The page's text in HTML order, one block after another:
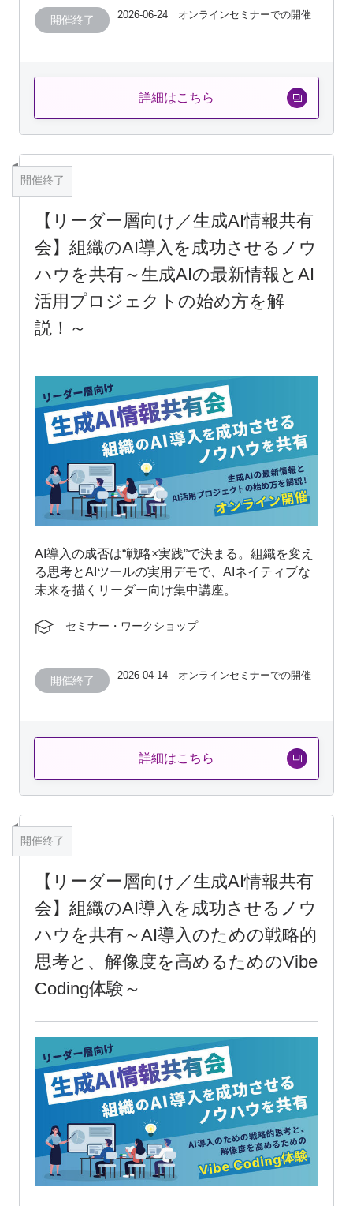
開催終了 2026-06-24 オンラインセミナーでの開催
詳細はこちら
開催終了
【リーダー層向け／生成AI情報共有
会】組織のAI導入を成功させるノウ
ハウを共有～生成AIの最新情報とAI
活用プロジェクトの始め方を解
説！～
AI導入の成否は“戦略×実践”で決まる。組織を変え
る思考とAIツールの実用デモで、AIネイティブな
未来を描くリーダー向け集中講座。
セミナー・ワークショップ
開催終了 2026-04-14 オンラインセミナーでの開催
詳細はこちら
開催終了
【リーダー層向け／生成AI情報共有
会】組織のAI導入を成功させるノウ
ハウを共有～AI導入のための戦略的
思考と、解像度を高めるためのVibe
Coding体験～